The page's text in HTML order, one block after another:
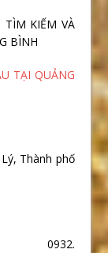
KIẾM VÀ
BÌNH
TẠI QUẢNG
Thành phố
– 0932.